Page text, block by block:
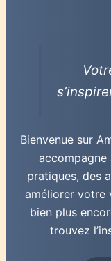
Bienvenue sur
accompagne
pratiques, des
améliorer votre
bien plus
trouvez